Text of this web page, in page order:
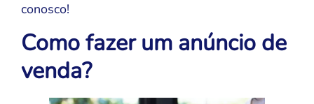
conosco!
Como fazer um anúncio de
venda?